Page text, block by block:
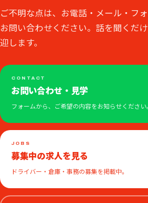
ご不明な点は、お電話・メール・フ
お問い合わせください。話を聞くだ
迎します。
CONTACT
お問い合わせ・見学
フォームから、ご希望の内容をお知らせください。
JOBS
募集中の求人を見る
ドライバー・倉庫・事務の募集を掲載中。